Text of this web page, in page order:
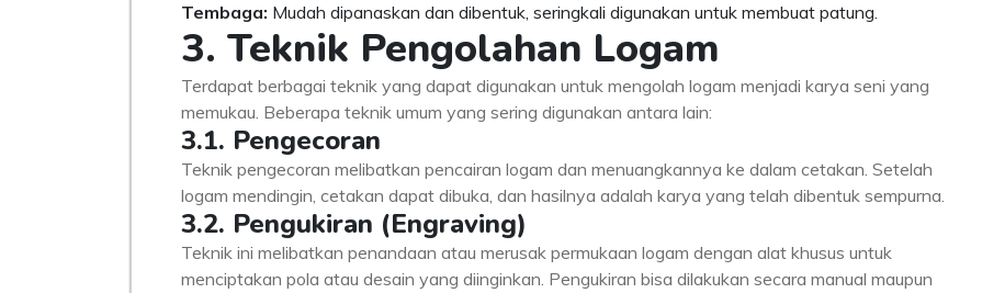
Tembaga: Mudah dipanaskan dan dibentuk, seringkali digunakan untuk membuat patung.
3. Teknik Pengolahan Logam
Terdapat berbagai teknik yang dapat digunakan untuk mengolah logam menjadi karya seni yang
memukau. Beberapa teknik umum yang sering digunakan antara lain:
3.1. Pengecoran
Teknik pengecoran melibatkan pencairan logam dan menuangkannya ke dalam cetakan. Setelah
logam mendingin, cetakan dapat dibuka, dan hasilnya adalah karya yang telah dibentuk sempurna.
3.2. Pengukiran (Engraving)
Teknik ini melibatkan penandaan atau merusak permukaan logam dengan alat khusus untuk
menciptakan pola atau desain yang diinginkan. Pengukiran bisa dilakukan secara manual maupun